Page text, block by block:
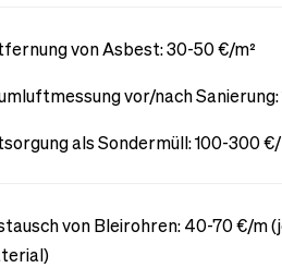
von Asbest: 30-50 €/m²
vor/nach
als Sondermüll: 100-300
von Bleirohren: 40-70 €/m